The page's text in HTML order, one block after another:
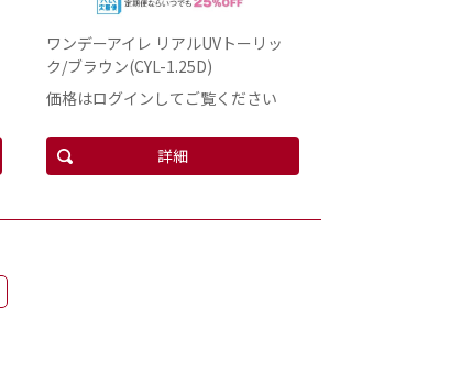
ワンデーアイレ リアルUVトーリッ
ク/ブラウン(CYL-1.25D)
価格はログインしてご覧ください
詳細